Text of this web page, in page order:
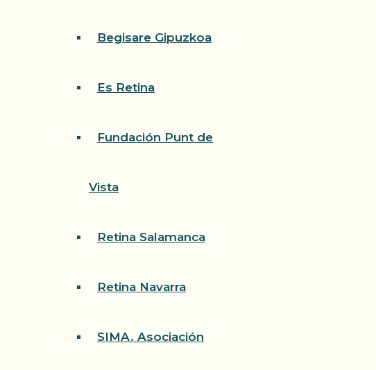
Begisare Gipuzkoa
Es Retina
Fundación Punt de
Vista
Retina Salamanca
Retina Navarra
SIMA. Asociación